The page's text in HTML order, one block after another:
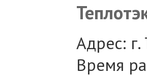
Адрес:
Время